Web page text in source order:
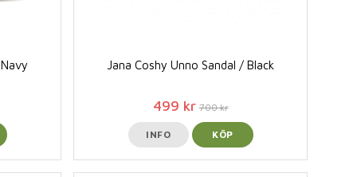
Jana Coshy Unno Sandal / Black
499 kr 700 kr
INFO KÖP